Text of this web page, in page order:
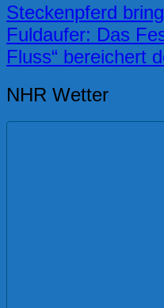
Steckenpferd
Fuldaufer: Das
Fluss“ bereichert
NHR Wetter